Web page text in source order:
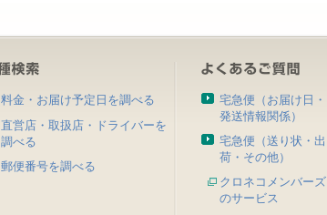
料金・お届け予定日を調べる
直営店・取扱店・ドライバーを
調べる
郵便番号を調べる
宅急便（お届け日・
発送情報関係）
宅急便（送り状・出
荷・その他）
クロネコメンバーズ
のサービス